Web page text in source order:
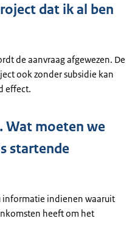
dat ik al ben
de aanvraag afgewezen. De
ook zonder subsidie kan
effect.
Wat moeten we
startende
informatie indienen waaruit
heeft om het